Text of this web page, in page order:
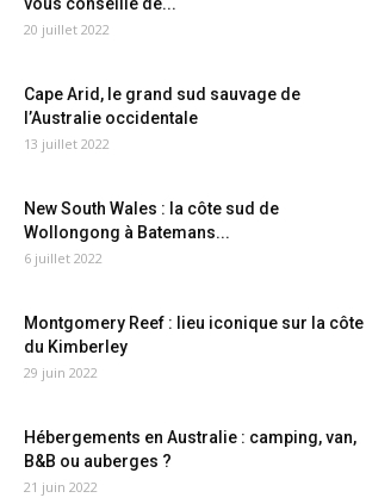
20 juillet 2022
Cape Arid, le grand sud sauvage de
l’Australie occidentale
13 juillet 2022
New South Wales : la côte sud de
Wollongong à Batemans...
6 juillet 2022
Montgomery Reef : lieu iconique sur la côte
du Kimberley
29 juin 2022
Hébergements en Australie : camping, van,
B&B ou auberges ?
21 juin 2022